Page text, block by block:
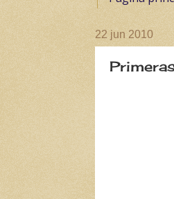
22 jun 2010